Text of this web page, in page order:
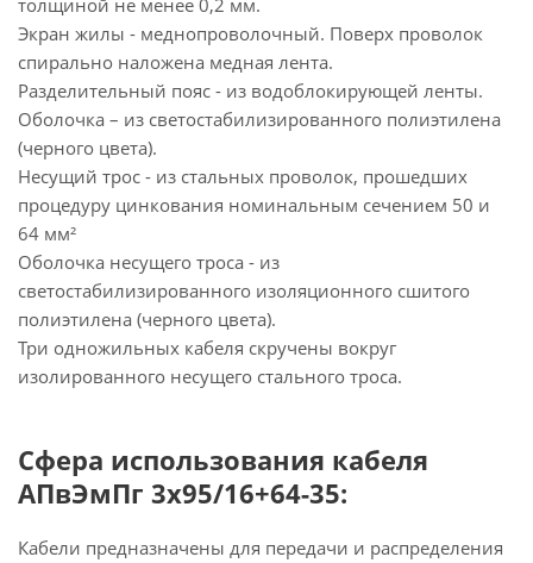
толщиной не менее 0,2 мм.
Экран жилы - меднопроволочный. Поверх проволок
спирально наложена медная лента.
Разделительный пояс - из водоблокирующей ленты.
Оболочка – из светостабилизированного полиэтилена
(черного цвета).
Несущий трос - из стальных проволок, прошедших
процедуру цинкования номинальным сечением 50 и
64 мм²
Оболочка несущего троса - из
светостабилизированного изоляционного сшитого
полиэтилена (черного цвета).
Три одножильных кабеля скручены вокруг
изолированного несущего стального троса.
Сфера использования кабеля
АПвЭмПг 3х95/16+64-35:
Кабели предназначены для передачи и распределения